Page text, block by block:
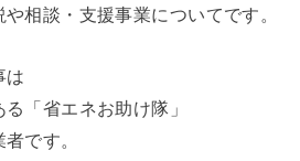
相談・支援事業についてです。
は
「省エネお助け隊」
です。